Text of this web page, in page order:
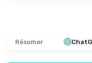
Résumer